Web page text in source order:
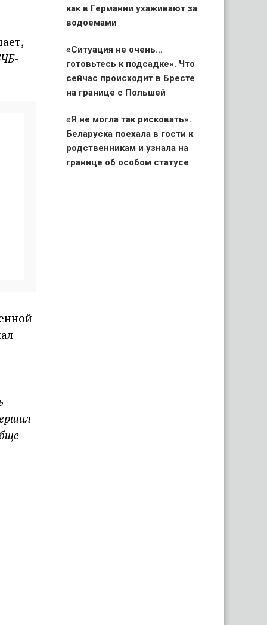
как в Германии ухаживают за
водоемами
«Ситуация не очень…
готовьтесь к подсадке». Что
сейчас происходит в Бресте
на границе с Польшей
«Я не могла так рисковать».
Беларуска поехала в гости к
родственникам и узнала на
границе об особом статусе